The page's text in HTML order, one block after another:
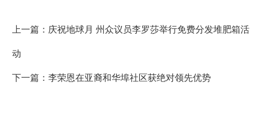
上一篇： 庆祝地球月 州众议员李罗莎举行免费分发堆肥箱活
动
下一篇： 李荣恩在亚裔和华埠社区获绝对领先优势